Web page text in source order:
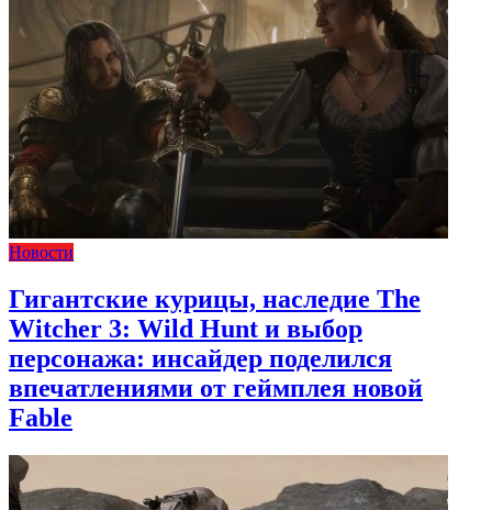
Новости
Гигантские курицы, наследие The
Witcher 3: Wild Hunt и выбор
персонажа: инсайдер поделился
впечатлениями от геймплея новой
Fable